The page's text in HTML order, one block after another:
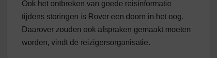
Ook het ontbreken van goede reisinformatie
tijdens storingen is Rover een doorn in het oog.
Daarover zouden ook afspraken gemaakt moeten
worden, vindt de reizigersorganisatie.